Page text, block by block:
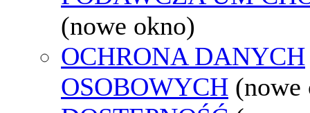
(nowe okno)
OCHRONA DANYCH
OSOBOWYCH (nowe